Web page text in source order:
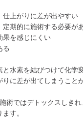
仕上がりに差が出やすい
定期的に施術する必要が
果を感じにくい
る
水素を結びつけて化学
に差が出てしまうこと
術ではデトックスしき
す。